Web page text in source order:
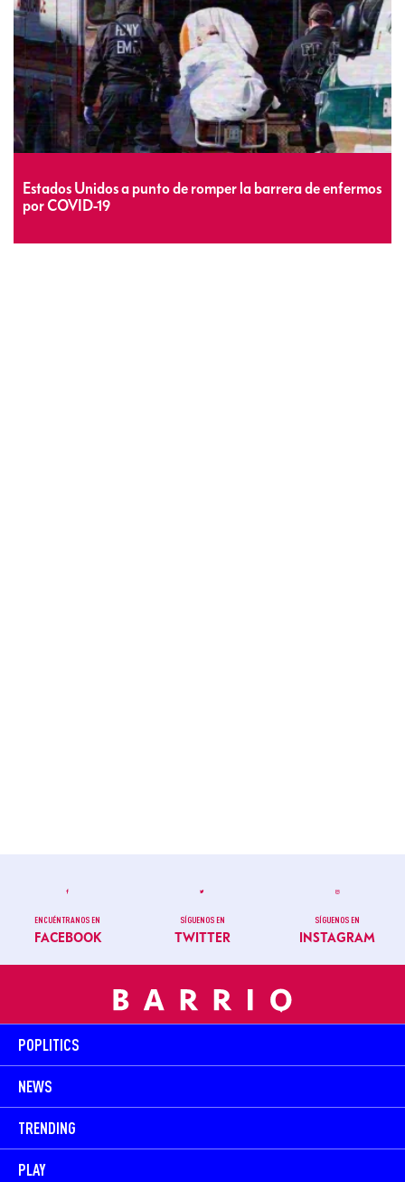
Estados Unidos a punto de romper la barrera de enfermos
por COVID-19
ENCUÉNTRANOS EN
FACEBOOK
SÍGUENOS EN
TWITTER
SÍGUENOS EN
INSTAGRAM
POPLITICS
NEWS
TRENDING
PLAY